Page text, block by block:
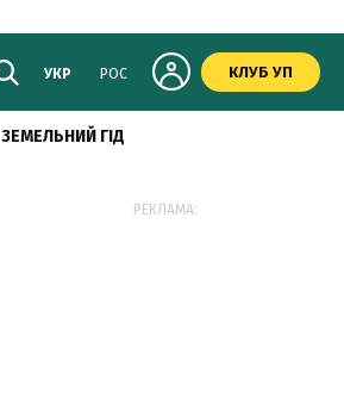
УКР РОС КЛУБ УП
ЗЕМЕЛЬНИЙ ГІД
РЕКЛАМА: